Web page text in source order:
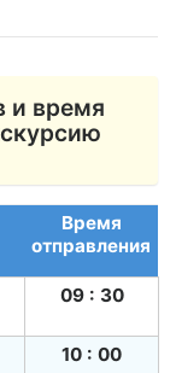
и время
Время
отправления
09 : 30
10 : 00